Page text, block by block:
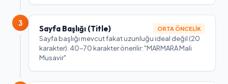
3
Sayfa Başlığı (Title) ORTA ÖNCELIK
Sayfa başlığı mevcut fakat uzunluğu ideal değil (20
karakter). 40-70 karakter önerilir: "MARMARA Mali
Musavir"